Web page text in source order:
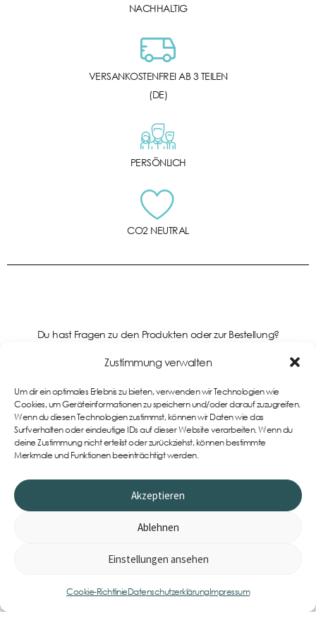
Zustimmung verwalten
Um dir ein optimales Erlebnis zu bieten, verwenden wir Technologien wie
Cookies, um Geräteinformationen zu speichern und/oder darauf zuzugreifen.
Wenn du diesen Technologien zustimmst, können wir Daten wie das
Surfverhalten oder eindeutige IDs auf dieser Website verarbeiten. Wenn du
deine Zustimmung nicht erteilst oder zurückziehst, können bestimmte
Merkmale und Funktionen beeinträchtigt werden.
Akzeptieren
Ablehnen
Einstellungen ansehen
Cookie-RichtlinieDatenschutzerklärungImpressum
NACHHALTIG
VERSANKOSTENFREI AB 3 TEILEN
(DE)
PERSÖNLICH
CO2 NEUTRAL
Du hast Fragen zu den Produkten oder zur Bestellung?
Support